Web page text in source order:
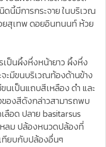
นี้มีการกระจาย ในบริเวณ
ยสุเทพ ดอยอินทนนท์ ห้วย
เป็นผึ้งหึ่งหน้ายาว ผึ้งหึ่ง
ะมีขนบริเวณท้องด้านข้าง
เป็นแถบสีเหลือง ดำ และ
องสีดังกล่าวสามารถพบ
อด ปลาย basitarsus
ลม ปล้องหนวดปล้องที่
ทียบกับปล้องอื่นๆ